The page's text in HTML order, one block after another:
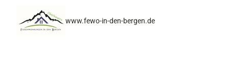
www.fewo-in-den-bergen.de